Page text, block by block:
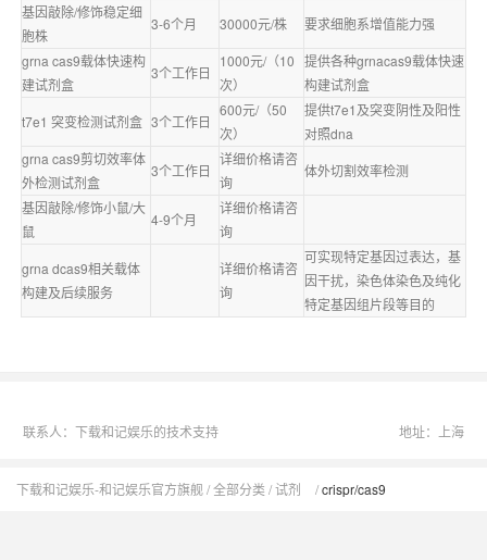
基因敲除/修饰稳定细
胞株
3-6个月 30000元/株
要求细胞系增值能力强
grna cas9载体快速构
建试剂盒
3个工作日
1000元/（10
次）
提供各种grnacas9载体快速
构建试剂盒
t7e1 突变检测试剂盒 3个工作日
600元/（50
次）
提供t7e1及突变阴性及阳性
对照dna
grna cas9剪切效率体
外检测试剂盒
3个工作日
详细价格请咨
询
体外切割效率检测
基因敲除/修饰小鼠/大
鼠
4-9个月
详细价格请咨
询
grna dcas9相关载体
构建及后续服务
详细价格请咨
询
可实现特定基因过表达，基
因干扰，染色体染色及纯化
特定基因组片段等目的
联系人：下载和记娱乐的技术支持 地址：上海
下载和记娱乐-和记娱乐官方旗舰 全部分类 试剂 crispr/cas9